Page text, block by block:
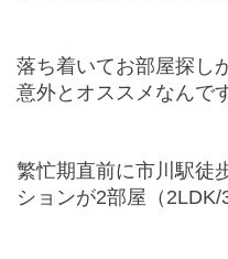
落ち着いてお部屋探し
意外とオススメなんで
繁忙期直前に市川駅徒
ションが2部屋（2LDK/